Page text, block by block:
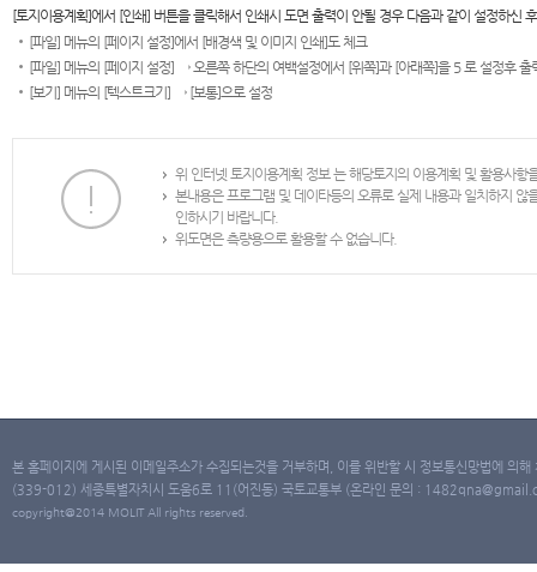
[토지이용계획]에서 [인쇄] 버튼을 클릭해서 인쇄시 도면 출력이 안될 경우 다음과 같이 설정하신
[파일] 메뉴의 [페이지 설정]에서 [배경색 및 이미지 인쇄]도 체크
[파일] 메뉴의 [페이지 설정] → 오른쪽 하단의 여백설정에서 [위쪽]과 [아래쪽]을 5 로 설정후 출
[보기] 메뉴의 [텍스트크기] → [보통]으로 설정
위 인터넷 토지이용계획 정보 는 해당토지의 이용계획 및 활용사
본내용은 프로그램 및 데이타등의 오류로 실제 내용과 일치하지
인하시기 바랍니다.
위도면은 측량용으로 활용할 수 없습니다.
본 홈페이지에 게시된 이메일주소가 수집되는것을 거부하며, 이를 위반할 시 정보통신망법에 의
(339-012) 세종특별자치시 도움6로 11(어진동) 국토교통부 (온라인 문의 :
copyright@2014 MOLIT All rights reserved.